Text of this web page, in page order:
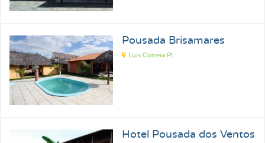
Pousada Brisamares
Luis Correia PI
Hotel Pousada dos Ventos